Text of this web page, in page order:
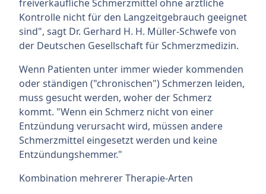
freiverkäufliche Schmerzmittel ohne ärztliche
Kontrolle nicht für den Langzeitgebrauch geeignet
sind", sagt Dr. Gerhard H. H. Müller-Schwefe von
der Deutschen Gesellschaft für Schmerzmedizin.
Wenn Patienten unter immer wieder kommenden
oder ständigen ("chronischen") Schmerzen leiden,
muss gesucht werden, woher der Schmerz
kommt. "Wenn ein Schmerz nicht von einer
Entzündung verursacht wird, müssen andere
Schmerzmittel eingesetzt werden und keine
Entzündungshemmer."
Kombination mehrerer Therapie-Arten